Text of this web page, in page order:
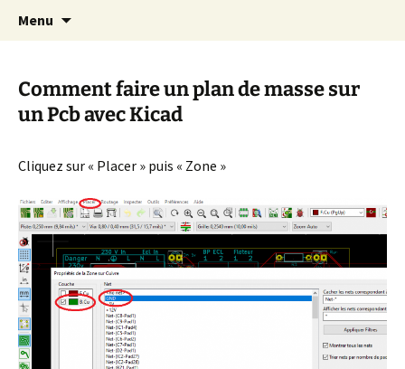
Christian Pc
Cours Dépannages informatique
Interventions rapides création de sites
Menu
Comment faire un plan de masse sur
un Pcb avec Kicad
Cliquez sur « Placer » puis « Zone »